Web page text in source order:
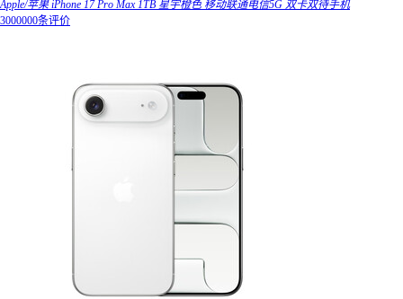
Apple/苹果 iPhone 17 Pro Max 1TB 星宇橙色 移动联通电信5G 双卡双待手机
3000000条评价